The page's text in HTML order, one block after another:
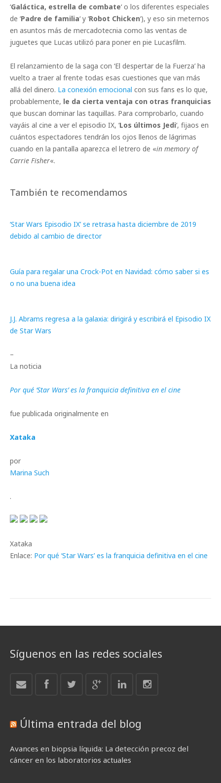
‘Galáctica, estrella de combate‘ o los diferentes especiales
de ‘Padre de familia‘ y ‘Robot Chicken‘), y eso sin meternos
en asuntos más de mercadotecnia como las ventas de
juguetes que Lucas utilizó para poner en pie Lucasfilm.
El relanzamiento de la saga con ‘El despertar de la Fuerza’ ha
vuelto a traer al frente todas esas cuestiones que van más
allá del dinero. La conexión emocional con sus fans es lo que,
probablemente, le da cierta ventaja con otras franquicias
que buscan dominar las taquillas. Para comprobarlo, cuando
vayáis al cine a ver el episodio IX, ‘Los últimos Jedi‘, fijaos en
cuántos espectadores tendrán los ojos llenos de lágrimas
cuando en la pantalla aparezca el letrero de «in memory of
Carrie Fisher«.
También te recomendamos
‘Star Wars Episodio IX’ se retrasa hasta diciembre de 2019
debido al cambio de director
Guía para regalar una Crock-Pot en Navidad: cómo saber si es
o no una buena idea
J.J. Abrams regresa a la galaxia: dirigirá y escribirá el Episodio IX
de Star Wars
–
La noticia
Por qué ‘Star Wars’ es la franquicia definitiva en el cine
fue publicada originalmente en
Xataka
por
Marina Such
.
Xataka
Enlace: Por qué ‘Star Wars’ es la franquicia definitiva en el cine
Síguenos en las redes sociales
Última entrada del blog
Avances en biopsia líquida: La detección precoz del
cáncer en los laboratorios actuales